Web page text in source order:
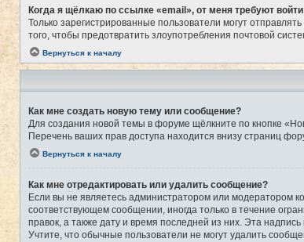
Когда я щёлкаю по ссылке «email», от меня требуют
Только зарегистрированные пользователи могут
того, чтобы предотвратить злоупотребления почтовой
Вернуться к началу
Как мне создать новую тему или сообщение?
Для создания новой темы в форуме щёлкните по кнопке
Перечень ваших прав доступа находится внизу страниц
Вернуться к началу
Как мне отредактировать или удалить сообщение?
Если вы не являетесь администратором или модератором
соответствующем сообщении, иногда только в течение
правок, а также дату и время последней из них. Эта
Учтите, что обычные пользователи не могут удалить